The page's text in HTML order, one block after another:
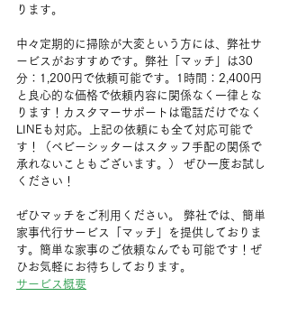
ります。
中々定期的に掃除が大変という方には、弊社サ
ービスがおすすめです。 弊社「マッチ」は30
分：1,200円で依頼可能です。1時間：2,400円
と良心的な価格で依頼内容に関係なく一律とな
ります！カスタマーサポートは電話だけでなく
LINEも対応。上記の依頼にも全て対応可能で
す！（ベビーシッターはスタッフ手配の関係で
承れないこともございます。） ぜひ一度お試し
ください！
ぜひマッチをご利用ください。 弊社では、簡単
家事代行サービス「マッチ」を提供しておりま
す。簡単な家事のご依頼なんでも可能です！ぜ
ひお気軽にお待ちしております。
サービス概要